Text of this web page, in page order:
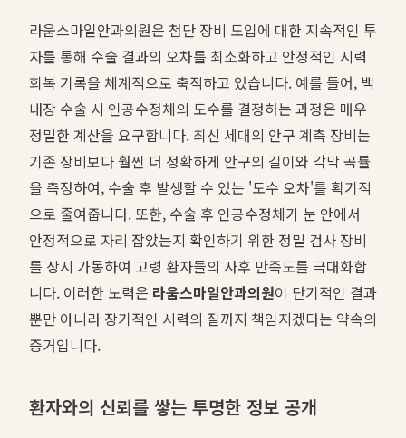
라움스마일안과의원은 첨단 장비 도입에 대한 지속적인 투
자를 통해 수술 결과의 오차를 최소화하고 안정적인 시력
회복 기록을 체계적으로 축적하고 있습니다. 예를 들어, 백
내장 수술 시 인공수정체의 도수를 결정하는 과정은 매우
정밀한 계산을 요구합니다. 최신 세대의 안구 계측 장비는
기존 장비보다 훨씬 더 정확하게 안구의 길이와 각막 곡률
을 측정하여, 수술 후 발생할 수 있는 '도수 오차'를 획기적
으로 줄여줍니다. 또한, 수술 후 인공수정체가 눈 안에서
안정적으로 자리 잡았는지 확인하기 위한 정밀 검사 장비
를 상시 가동하여 고령 환자들의 사후 만족도를 극대화합
니다. 이러한 노력은 라움스마일안과의원이 단기적인 결과
뿐만 아니라 장기적인 시력의 질까지 책임지겠다는 약속의
증거입니다.
환자와의 신뢰를 쌓는 투명한 정보 공개